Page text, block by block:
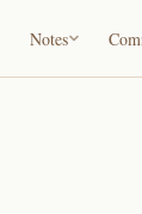
Notes